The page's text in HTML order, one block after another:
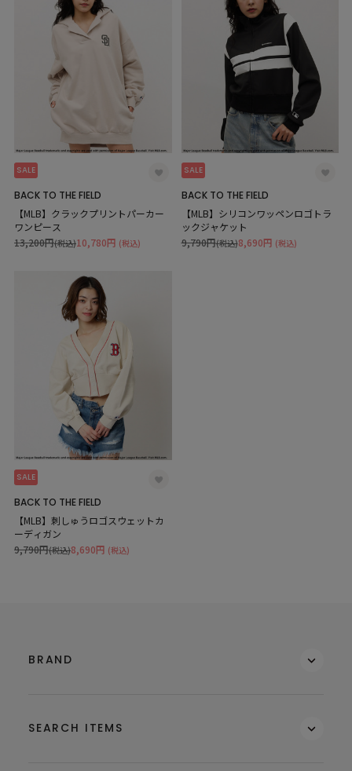
SALE
BACK TO THE FIELD
【MLB】クラックプリントパーカー
ワンピース
10,780円 (税込)
13,200円(税込)
SALE
BACK TO THE FIELD
【MLB】シリコンワッペンロゴトラ
ックジャケット
8,690円 (税込)
9,790円(税込)
SALE
BACK TO THE FIELD
【MLB】刺しゅうロゴスウェットカ
ーディガン
8,690円 (税込)
9,790円(税込)
BRAND
SEARCH ITEMS